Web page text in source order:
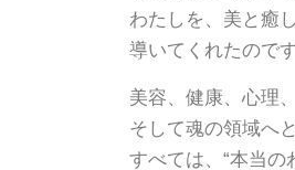
わたしを、美と癒
導いてくれたのです
美容、健康、心理、
そして魂の領域へ
すべては、“本当の